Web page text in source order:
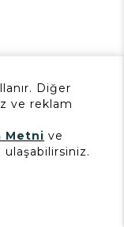
11.
Diğer
ve reklam
Metni ve
ulaşabilirsiniz.